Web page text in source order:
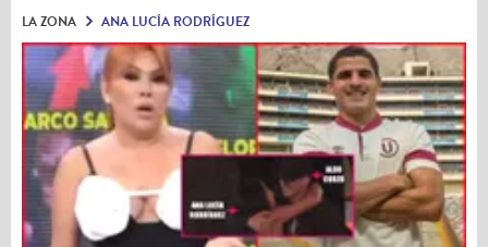
LA ZONA ANA LUCÍA RODRÍGUEZ